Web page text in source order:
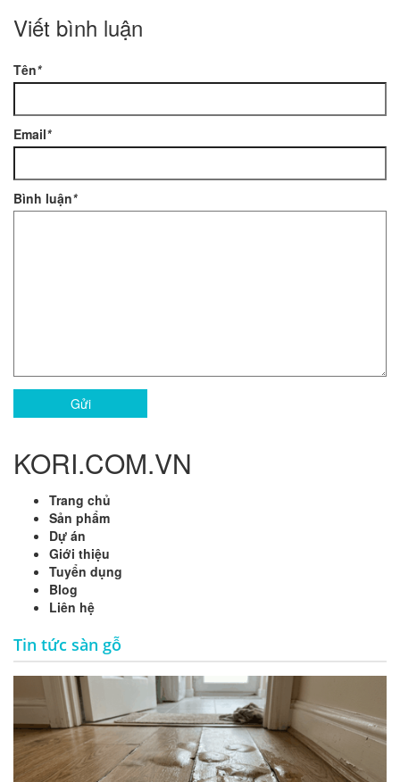
Viết bình luận
Tên*
Email*
Bình luận*
Gửi
KORI.COM.VN
Trang chủ
Sản phẩm
Dự án
Giới thiệu
Tuyển dụng
Blog
Liên hệ
Tin tức sàn gỗ